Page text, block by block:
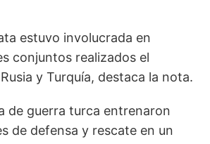
estuvo involucrada en
conjuntos realizados el
y Turquía, destaca la nota.
de guerra turca entrenaron
de defensa y rescate en un